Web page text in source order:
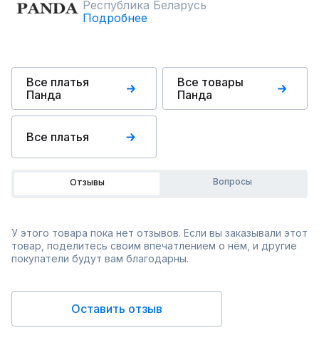
Республика Беларусь
Подробнее
Все платья
Панда
Все товары
Панда
Все платья
Отзывы Вопросы
У этого товара пока нет отзывов. Если вы заказывали этот
товар, поделитесь своим впечатлением о нём, и другие
покупатели будут вам благодарны.
Оставить отзыв